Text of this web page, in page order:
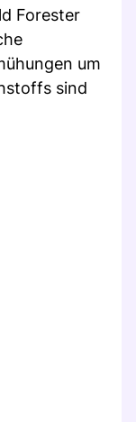
Forester
um
sind